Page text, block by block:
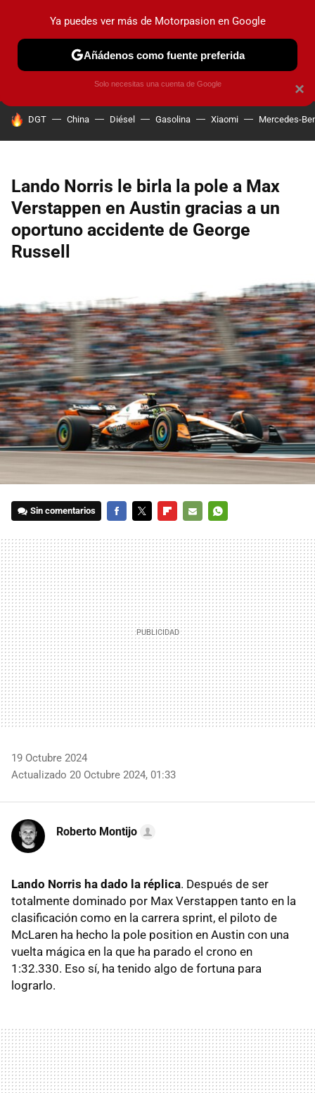
PRUEBAS COCHES ELÉCTRICOS OBSERVATORIO
HOY SE HABLA DE
DGT China Diésel Gasolina Xiaomi Mercedes-
Lando Norris le birla la pole a Max
Verstappen en Austin gracias a un
oportuno accidente de George
Russell
Sin comentarios
MAIL
19 Octubre 2024
Actualizado 20 Octubre 2024, 01:33
Roberto Montijo
Lando Norris ha dado la réplica. Después de ser
totalmente dominado por Max Verstappen tanto en la
clasificación como en la carrera sprint, el piloto de
McLaren ha hecho la pole position en Austin con una
vuelta mágica en la que ha parado el crono en
1:32.330. Eso sí, ha tenido algo de fortuna para
lograrlo.
×
Ya puedes ver más de Motorpasion en Google
Añádenos como fuente preferida
Solo necesitas una cuenta de Google